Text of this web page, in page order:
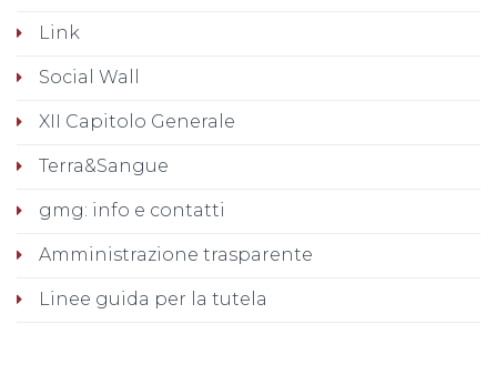
Link
Social Wall
XII Capitolo Generale
Terra&Sangue
gmg: info e contatti
Amministrazione trasparente
Linee guida per la tutela